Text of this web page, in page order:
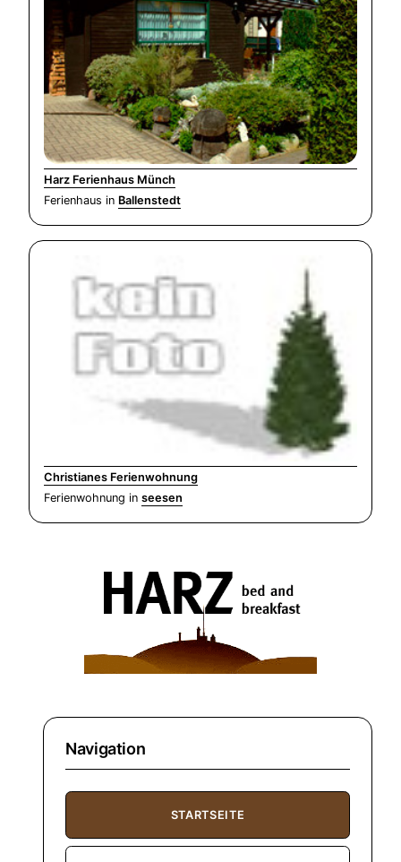
Harz Ferienhaus Münch
Ferienhaus in Ballenstedt
Christianes Ferienwohnung
Ferienwohnung in seesen
Navigation
STARTSEITE